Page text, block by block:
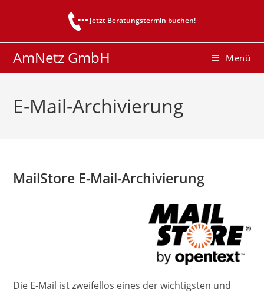
Jetzt Beratungstermin buchen!
AmNetz GmbH Menü
E-Mail-Archivierung
MailStore E-Mail-Archivierung
Die E-Mail ist zweifellos eines der wichtigsten und